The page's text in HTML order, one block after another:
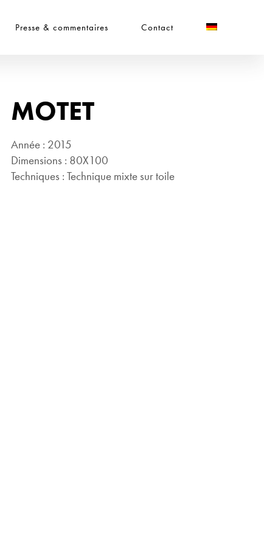
Presse & commentaires Contact
MOTET
Année : 2015
Dimensions : 80X100
Techniques : Technique mixte sur toile